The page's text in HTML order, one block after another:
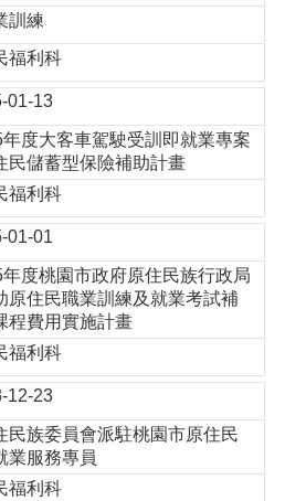
訓練
福利科
01-13
年度大客車駕駛受訓即就業專案
民儲蓄型保險補助計畫
福利科
01-01
年度桃園市政府原住民族行政局
原住民職業訓練及就業考試補
程費用實施計畫
福利科
12-23
民族委員會派駐桃園市原住民
業服務專員
福利科